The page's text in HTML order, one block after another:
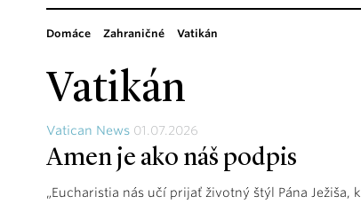
Domáce Zahraničné Vatikán
Vatikán
Vatican News 01.07.2026
Amen je ako náš podpis
„Eucharistia nás učí prijať životný štýl Pána